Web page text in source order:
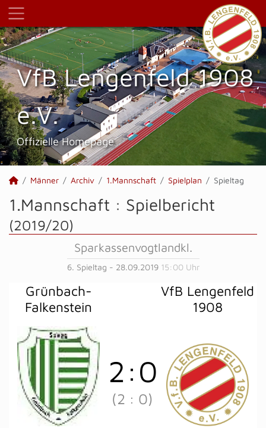
VfB Lengenfeld 1908
e.V.
Offizielle Homepage
Männer Archiv 1.Mannschaft Spielplan Spieltag
1.Mannschaft : Spielbericht
(2019/20)
Sparkassenvogtlandkl.
6. Spieltag - 28.09.2019 15:00 Uhr
Grünbach-
Falkenstein
VfB Lengenfeld
1908
2 : 0
(2 : 0)